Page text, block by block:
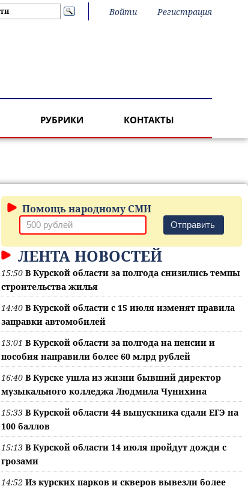
Войти Регистрация
РУБРИКИ КОНТАКТЫ
Помощь народному СМИ
Отправить
ЛЕНТА НОВОСТЕЙ
15:50 В Курской области за полгода снизились темпы
строительства жилья
14:40 В Курской области с 15 июля изменят правила
заправки автомобилей
13:01 В Курской области за полгода на пенсии и
пособия направили более 60 млрд рублей
16:40 В Курске ушла из жизни бывший директор
музыкального колледжа Людмила Чунихина
15:33 В Курской области 44 выпускника сдали ЕГЭ на
100 баллов
15:13 В Курской области 14 июля пройдут дожди с
грозами
14:52 Из курских парков и скверов вывезли более